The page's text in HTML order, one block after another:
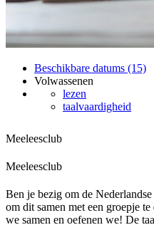
Beschikbare datums (15)
Volwassenen
lezen
taalvaardigheid
Meeleesclub
Meeleesclub
Ben je bezig om de
om dit samen met een groepje
we samen en oefenen we! De